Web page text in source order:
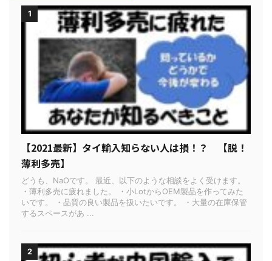
1
【2021最新】タイ輸入知らない人は損！？ 【脱！
薄利多売】
どうも、NaOです。 最近、以下のような相談をよく受けます。
・薄利多売に疲れました。 ・小LotからOEM製品を作ってみた
いです。 ・品質の良い製品を扱いたいです。 ・大量の在庫保管
するスペースがあ ...
2